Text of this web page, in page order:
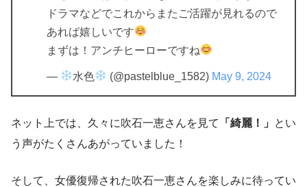
ドラマなどでこれからまたご活躍が見れるので
あれば嬉しいです
まずは！アンチヒーローですね
— 水色 (@pastelblue_1582) May 9, 2024
ネット上では、久々に吹石一恵さんを見て 「綺麗！」 とい
う声がたくさんあがっていました！
そして、女優復帰された吹石一恵さんを楽しみに待ってい